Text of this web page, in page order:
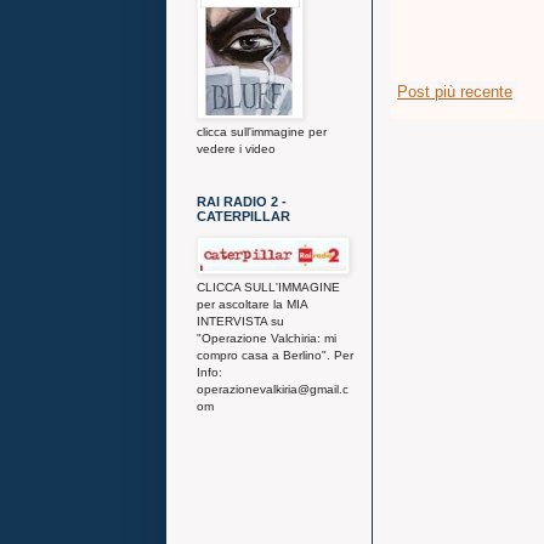
Post più recente
clicca sull'immagine per
vedere i video
RAI RADIO 2 -
CATERPILLAR
CLICCA SULL'IMMAGINE
per ascoltare la MIA
INTERVISTA su
"Operazione Valchiria: mi
compro casa a Berlino". Per
Info:
operazionevalkiria@gmail.c
om